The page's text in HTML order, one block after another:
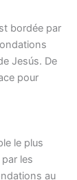
bordée par
Jesús. De
pour
le plus
les
au